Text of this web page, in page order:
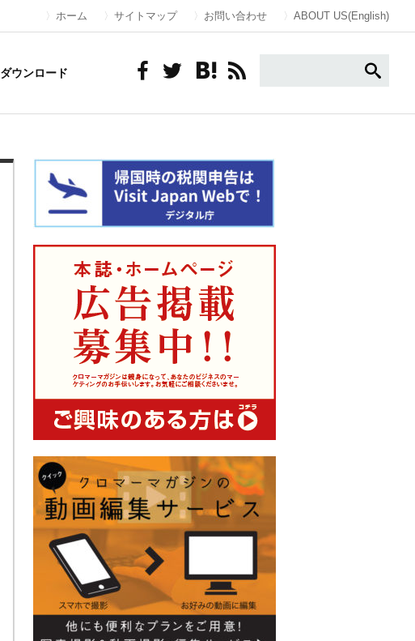
ホーム サイトマップ お問い合わせ ABOUT US(English)
ダウンロード